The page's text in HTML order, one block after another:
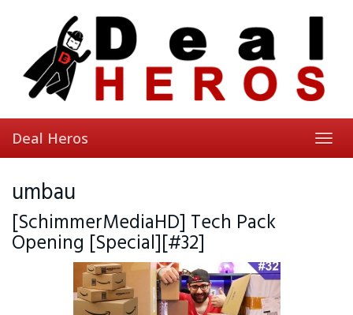
Deal Heros
umbau
[SchimmerMediaHD] Tech Pack
Opening [Special][#32]